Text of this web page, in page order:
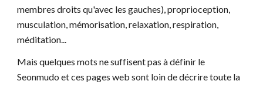
membres droits qu'avec les gauches), proprioception,
musculation, mémorisation, relaxation, respiration,
méditation...
Mais quelques mots ne suffisent pas à définir le
Seonmudo et ces pages web sont loin de décrire toute la